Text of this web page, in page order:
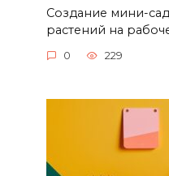
Создание мини-
растений на
0 229